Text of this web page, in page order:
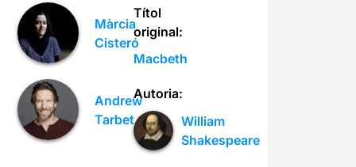
Màrcia
Cisteró
Andrew
Tarbet
Títol
original:
Macbeth
Autoria:
William
Shakespeare